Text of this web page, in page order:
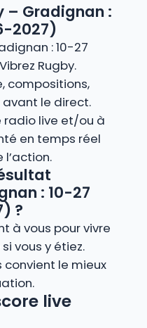
– Gradignan :
2027)
: 10-27
Rugby.
compositions,
le direct.
radio live et/ou à
en temps réel
: 10-27
?
à vous pour vivre
vous y étiez.
convient le mieux
live